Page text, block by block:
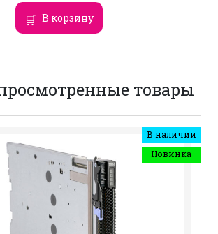
В корзину
товары
В наличии
Новинка